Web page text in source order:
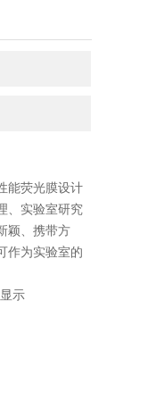
能荧光膜设计
、实验室研究
颖、携带方
作为实验室的
示